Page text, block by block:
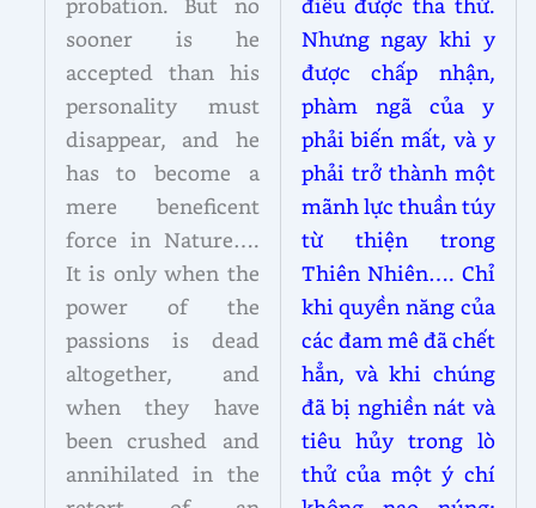
sooner is he
accepted than his
personality must
disappear, and he
has to become a
mere beneficent
force in Nature….
It is only when the
power of the
passions is dead
altogether, and
when they have
been crushed and
annihilated in the
Nhưng ngay khi y
được chấp nhận,
phàm ngã của y
phải biến mất, và y
phải trở thành một
mãnh lực thuần túy
từ thiện trong
Thiên Nhiên…. Chỉ
khi quyền năng của
các đam mê đã chết
hẳn, và khi chúng
đã bị nghiền nát và
tiêu hủy trong lò
thử của một ý chí